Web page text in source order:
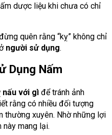
dược liệu khi chưa có chỉ
quên rằng “kỵ” không chỉ
người sử dụng.
Dụng Nấm
nấu với gì để tránh ảnh
rằng có nhiều đối tượng
thường xuyên. Nhờ những lợi
mang lại.